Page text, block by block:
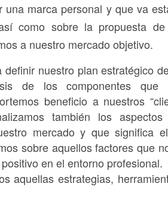
una marca personal y que va
como sobre la propuesta
a nuestro mercado objetivo.
definir nuestro plan estratégico
de los componentes que
beneficio a nuestros
también los
mercado y que significa
sobre aquellos factores que
en el entorno profesional.
aquellas estrategias,